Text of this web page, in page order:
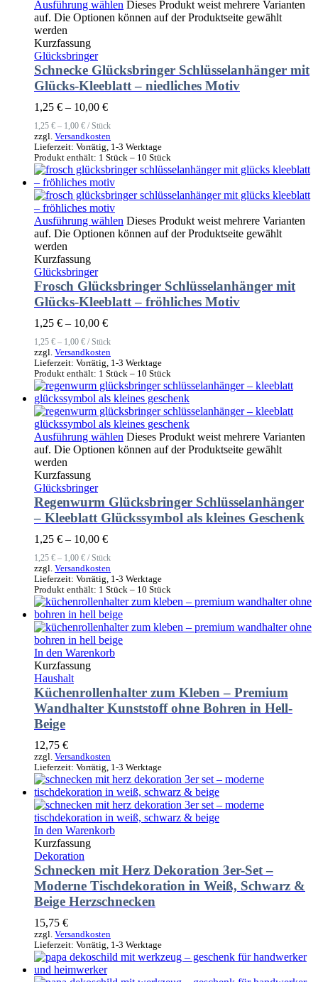
Ausführung wählen Dieses Produkt weist mehrere Varianten
auf. Die Optionen können auf der Produktseite gewählt
werden
Kurzfassung
Glücksbringer
Schnecke Glücksbringer Schlüsselanhänger mit
Glücks-Kleeblatt – niedliches Motiv
1,25 € – 10,00 €
1,25 € – 1,00 € / Stück
zzgl. Versandkosten
Lieferzeit: Vorrätig, 1-3 Werktage
Produkt enthält: 1 Stück – 10 Stück
Ausführung wählen Dieses Produkt weist mehrere Varianten
auf. Die Optionen können auf der Produktseite gewählt
werden
Kurzfassung
Glücksbringer
Frosch Glücksbringer Schlüsselanhänger mit
Glücks-Kleeblatt – fröhliches Motiv
1,25 € – 10,00 €
1,25 € – 1,00 € / Stück
zzgl. Versandkosten
Lieferzeit: Vorrätig, 1-3 Werktage
Produkt enthält: 1 Stück – 10 Stück
Ausführung wählen Dieses Produkt weist mehrere Varianten
auf. Die Optionen können auf der Produktseite gewählt
werden
Kurzfassung
Glücksbringer
Regenwurm Glücksbringer Schlüsselanhänger
– Kleeblatt Glückssymbol als kleines Geschenk
1,25 € – 10,00 €
1,25 € – 1,00 € / Stück
zzgl. Versandkosten
Lieferzeit: Vorrätig, 1-3 Werktage
Produkt enthält: 1 Stück – 10 Stück
In den Warenkorb
Kurzfassung
Haushalt
Küchenrollenhalter zum Kleben – Premium
Wandhalter Kunststoff ohne Bohren in Hell-
Beige
12,75 €
zzgl. Versandkosten
Lieferzeit: Vorrätig, 1-3 Werktage
In den Warenkorb
Kurzfassung
Dekoration
Schnecken mit Herz Dekoration 3er-Set –
Moderne Tischdekoration in Weiß, Schwarz &
Beige Herzschnecken
15,75 €
zzgl. Versandkosten
Lieferzeit: Vorrätig, 1-3 Werktage